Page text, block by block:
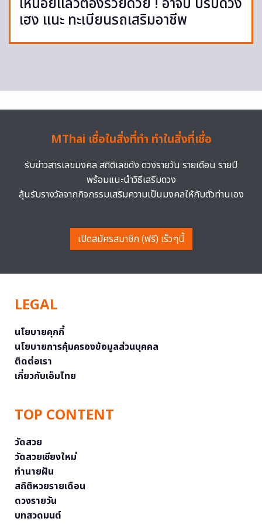
เหนื่อยแล้วต้องรวยด้วย ! อาจั๊บ ปรับดวง
เฮง แนะ ทะเบียนรถเสริมอาชีพ
MThai เชื่อในสิ่งที่ทำ ทำในสิ่งที่เชื่อ
รับข่าวสารเลขมงคล สถิติเลขดัง ดวงรายวัน รายเดือน รายปี
พร้อมแนะนำวิธีเสริมดวง
ลุ้นรับรางวัลจากกิจกรรมเสริมความเป็นมงคลให้กับตัวท่านเอง
เปิดสมัครสมาชิก (ฟรี) เร็วๆนี้
LEGAL
นโยบายคุกกี้
นโยบายการคุ้มครองข้อมูลส่วนบุคคล
ติดต่อเรา
เกี่ยวกับเอ็มไทย
TOP CONTENT
วัดสวย
วัดสวยเชียงใหม่
ทำนายฝัน
สถิติหวยรายเดือน
ดวงรายวัน
บทสวดมนต์